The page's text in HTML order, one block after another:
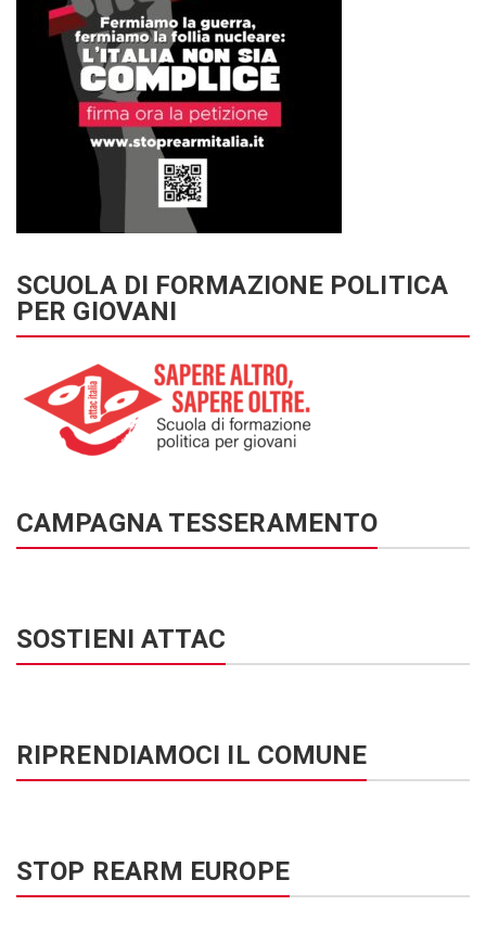
SCUOLA DI FORMAZIONE POLITICA
PER GIOVANI
CAMPAGNA TESSERAMENTO
SOSTIENI ATTAC
RIPRENDIAMOCI IL COMUNE
STOP REARM EUROPE